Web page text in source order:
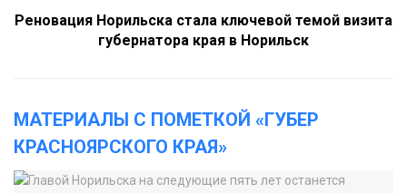
Реновация Норильска стала ключевой темой визита
губернатора края в Норильск
МАТЕРИАЛЫ С ПОМЕТКОЙ «ГУБЕР
КРАСНОЯРСКОГО КРАЯ»